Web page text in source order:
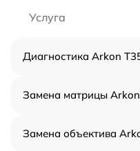
Услуга
Диагностика Arkon
Замена матрицы
Замена объектива